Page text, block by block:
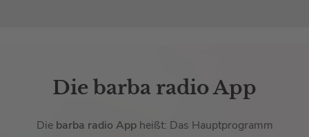
Die barba radio App
Diebarba radio Appheißt: Das Hauptprogramm